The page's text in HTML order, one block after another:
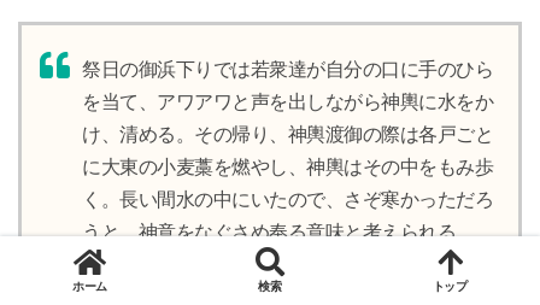
祭日の御浜下りでは若衆達が自分の口に手のひら
を当て、アワアワと声を出しながら神輿に水をか
け、清める。その帰り、神輿渡御の際は各戸ごと
に大東の小麦藁を燃やし、神輿はその中をもみ歩
く。長い間水の中にいたので、さぞ寒かっただろ
うと、神意をなぐさめ奉る意味と考えられる
由緒沿革/竹原神社
ホーム 検索 トップ